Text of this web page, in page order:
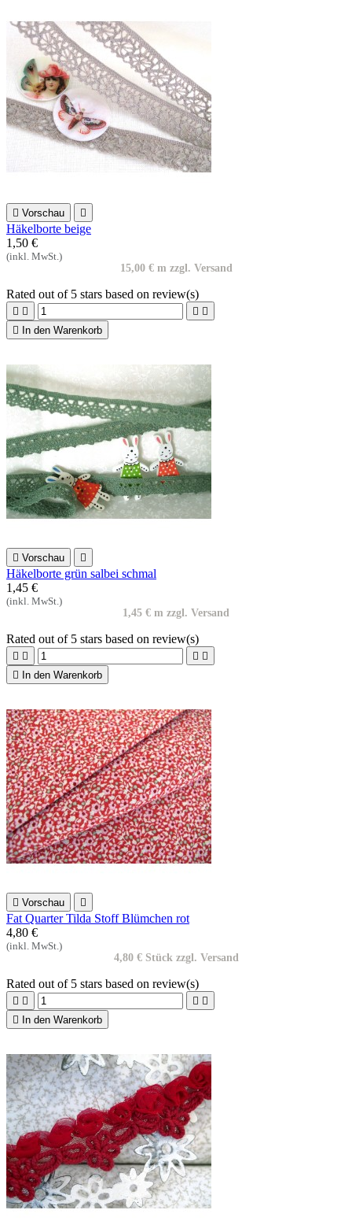
 Vorschau 
Häkelborte beige
1,50 €
(inkl. MwSt.)
15,00 € m zzgl. Versand
Rated out of 5 stars based on review(s)
   

In den Warenkorb
 Vorschau 
Häkelborte grün salbei schmal
1,45 €
(inkl. MwSt.)
1,45 € m zzgl. Versand
Rated out of 5 stars based on review(s)
   

In den Warenkorb
 Vorschau 
Fat Quarter Tilda Stoff Blümchen rot
4,80 €
(inkl. MwSt.)
4,80 € Stück zzgl. Versand
Rated out of 5 stars based on review(s)
   

In den Warenkorb